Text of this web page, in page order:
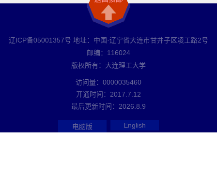
辽ICP备05001357号 地址：中国·辽宁省大连市甘井子区凌工路2号
邮编：116024
版权所有：大连理工大学
访问量： 0000035460
开通时间： 2017 7 12
最后更新时间： 2026 8 9
电脑版 English